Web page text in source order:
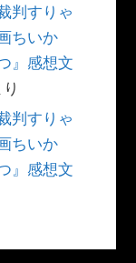
判すりゃ
ちいか
』感想文
判すりゃ
ちいか
』感想文